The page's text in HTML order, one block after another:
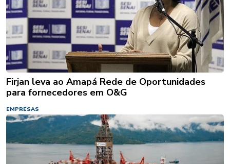
Firjan leva ao Amapá Rede de Oportunidades
para fornecedores em O&G
EMPRESAS